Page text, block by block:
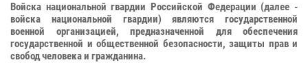
Войска национальной гвардии Российской Федерации (далее -
войска национальной гвардии) являются государственной
военной организацией, предназначенной для обеспечения
государственной и общественной безопасности, защиты прав и
свобод человека и гражданина.